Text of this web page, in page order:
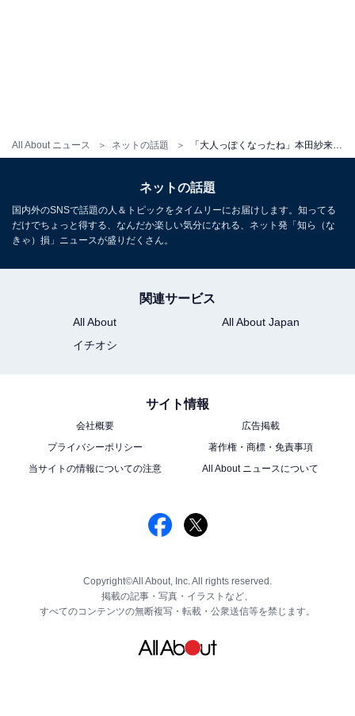
All About ニュース ネットの話題
ネットの話題
国内外のSNSで話題の人＆トピックをタイムリーにお届けします。知ってる
だけでちょっと得する、なんだか楽しい気分になれる、ネット発「知ら（な
きゃ）損」ニュースが盛りだくさん。
関連サービス
All About
All About Japan
イチオシ
サイト情報
会社概要
広告掲載
プライバシーポリシー
著作権・商標・免責事項
当サイトの情報についての注意
All About ニュースについて
Copyright©All About, Inc. All rights reserved.
掲載の記事・写真・イラストなど、
すべてのコンテンツの無断複写・転載・公衆送信等を禁じます。